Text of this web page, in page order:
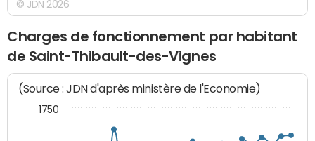
© JDN 2026
Charges de fonctionnement par habitant
de Saint-Thibault-des-Vignes
(Source : JDN d'après ministère de l'Economie)
1750